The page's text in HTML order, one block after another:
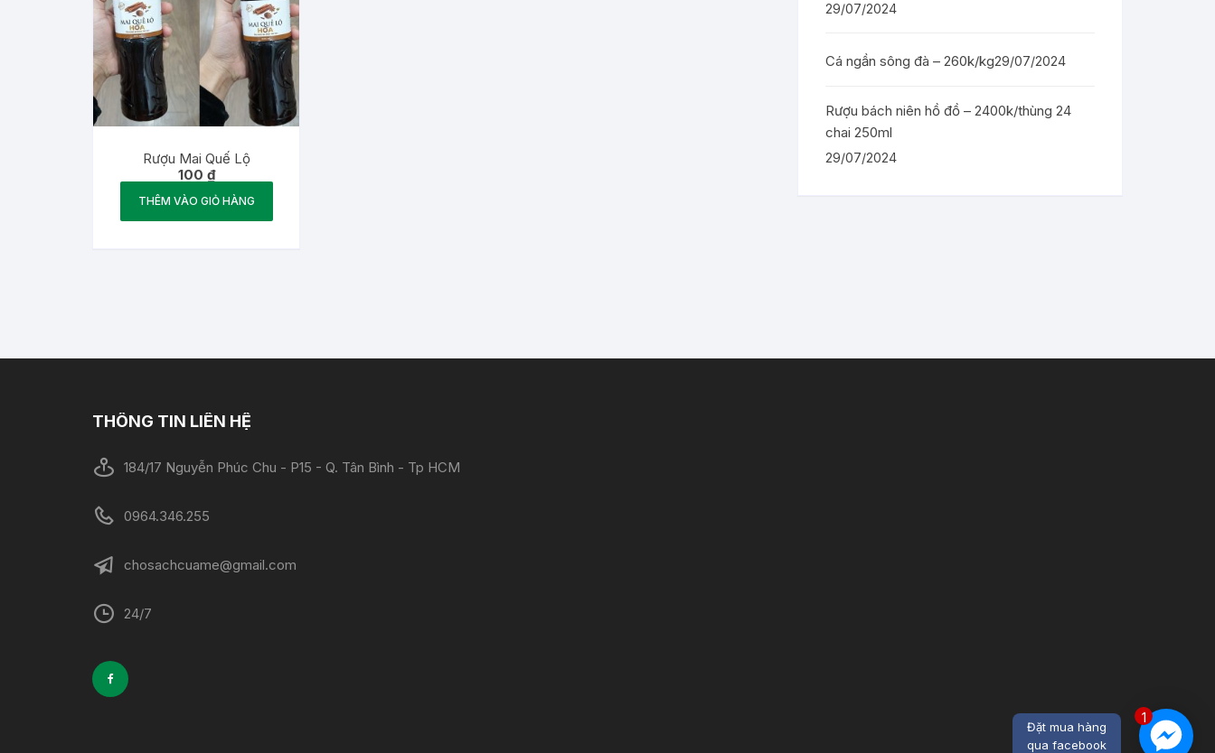
1
Đặt mua hàng
qua facebook
Rượu Mai Quế Lộ
100 ₫
THÊM VÀO GIỎ HÀNG
29/07/2024
Cá ngần sông đà – 260k/kg29/07/2024
Rượu bách niên hồ đồ – 2400k/thùng 24
chai 250ml
29/07/2024
THÔNG TIN LIÊN HỆ
184/17 Nguyễn Phúc Chu - P15 - Q. Tân Bình - Tp HCM
0964.346.255
chosachcuame@gmail.com
24/7